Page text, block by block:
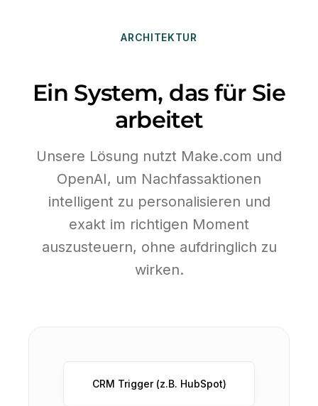
ARCHITEKTUR
Ein System, das für Sie
arbeitet
Unsere Lösung nutzt Make.com und
OpenAI, um Nachfassaktionen
intelligent zu personalisieren und
exakt im richtigen Moment
auszusteuern, ohne aufdringlich zu
wirken.
CRM Trigger (z.B. HubSpot)